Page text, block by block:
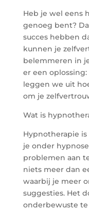
Heb je wel eens
genoeg bent?
succes hebben
kunnen je
belemmeren in
er een
leggen we uit
om je
Wat is
Hypnotherapie
je onder
problemen aan
niets meer dan
waarbij je meer
suggesties. Het
onderbewuste